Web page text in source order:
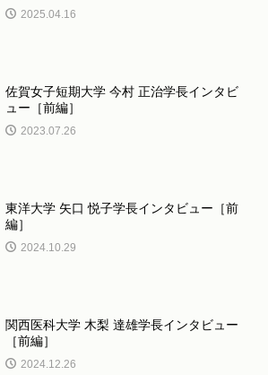
2025.04.16
佐賀女子短期大学 今村 正治学長インタビ
ュー［前編］
2023.07.26
東洋大学 矢口 悦子学長インタビュー［前
編］
2024.10.29
関西医科大学 木梨 達雄学長インタビュー
［前編］
2024.12.26